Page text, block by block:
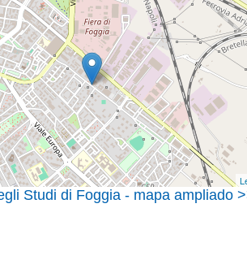
Studi di Foggia - mapa ampliado